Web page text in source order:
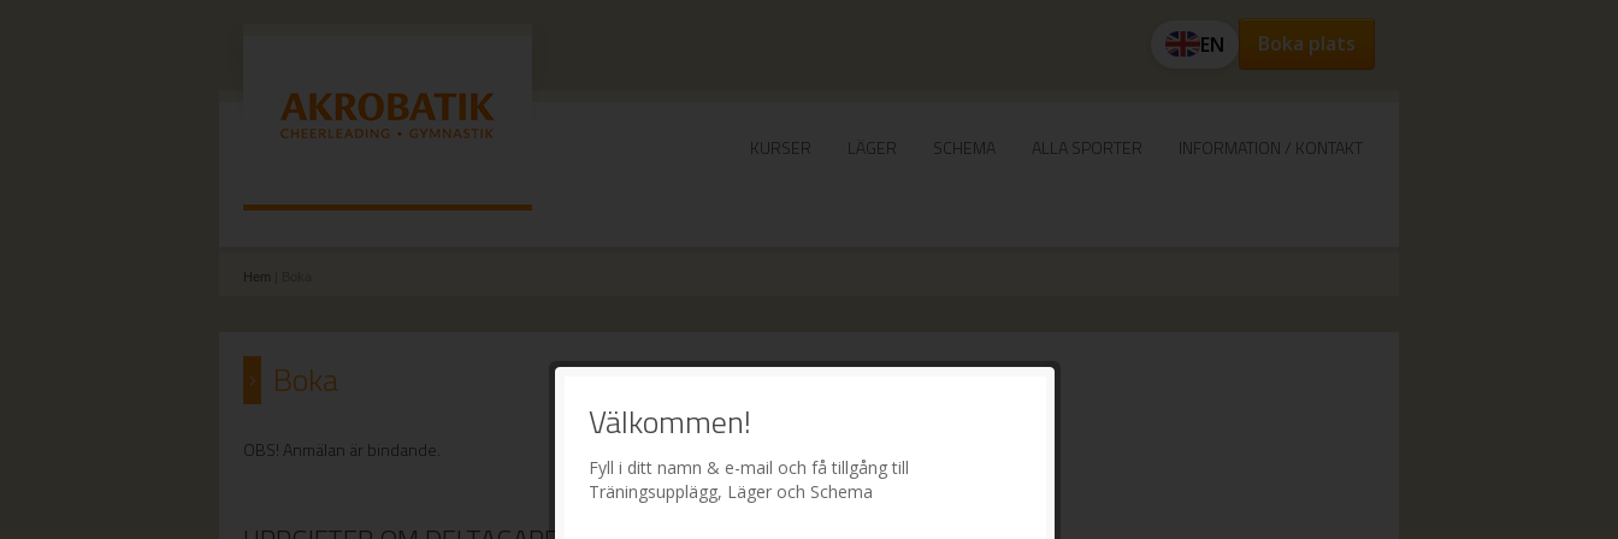
EN Boka plats
KURSER LÄGER SCHEMA ALLA SPORTER INFORMATION / KONTAKT
Hem
Boka
OBS! Anmälan är bindande.
Välkommen!
Fyll i ditt namn & e-mail och få tillgång till
Träningsupplägg, Läger och Schema